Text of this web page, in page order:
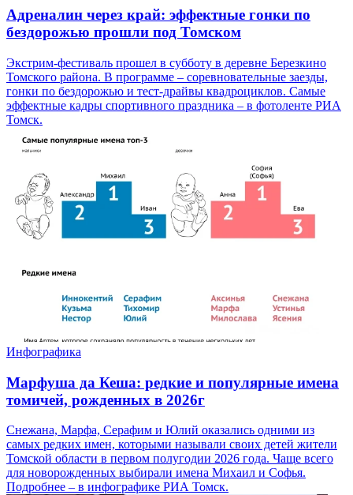
Адреналин через край: эффектные гонки по
бездорожью прошли под Томском
Экстрим-фестиваль прошел в субботу в деревне Березкино
Томского района. В программе – соревновательные заезды,
гонки по бездорожью и тест-драйвы квадроциклов. Самые
эффектные кадры спортивного праздника – в фотоленте РИА
Томск.
Инфографика
Марфуша да Кеша: редкие и популярные имена
томичей, рожденных в 2026г
Снежана, Марфа, Серафим и Юлий оказались одними из
самых редких имен, которыми называли своих детей жители
Томской области в первом полугодии 2026 года. Чаще всего
для новорожденных выбирали имена Михаил и Софья.
Подробнее – в инфографике РИА Томск.